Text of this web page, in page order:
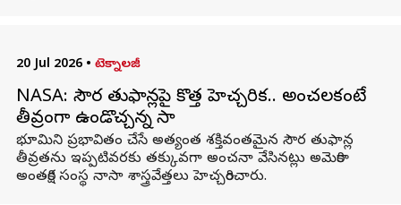
20 Jul 2026 • టెక్నాలజీ
NASA: సౌర తుఫాన్లపై కొత్త హెచ్చరిక.. అంచనాలకంటే
తీవ్రంగా ఉండొచ్చన్న నాసా
భూమిని ప్రభావితం చేసే అత్యంత శక్తివంతమైన సౌర తుఫాన్ల
తీవ్రతను ఇప్పటివరకు తక్కువగా అంచనా వేసినట్లు అమెరికా
అంతరిక్ష సంస్థ నాసా శాస్త్రవేత్తలు హెచ్చరించారు.